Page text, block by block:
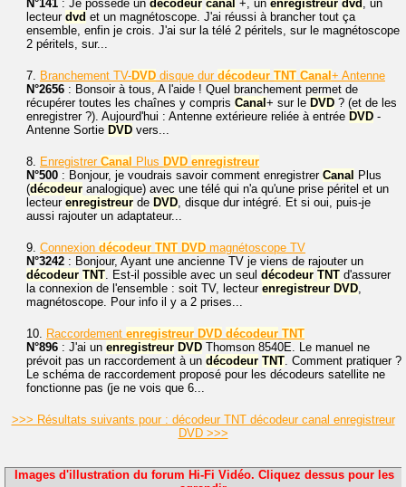
N°141 : Je possède un décodeur canal +, un enregistreur dvd , un
lecteur dvd et un magnétoscope. J'ai réussi à brancher tout ça
ensemble, enfin je crois. J'ai sur la télé 2 péritels, sur le magnétoscope
2 péritels, sur...
7. Branchement TV-DVD disque dur décodeur TNT Canal + Antenne
N°2656 : Bonsoir à tous, A l'aide ! Quel branchement permet de
récupérer toutes les chaînes y compris Canal + sur le DVD ? (et de les
enregistrer ?). Aujourd'hui : Antenne extérieure reliée à entrée DVD -
Antenne Sortie DVD vers...
8. Enregistrer Canal Plus DVD enregistreur
N°500 : Bonjour, je voudrais savoir comment enregistrer Canal Plus
(décodeur analogique) avec une télé qui n'a qu'une prise péritel et un
lecteur enregistreur de DVD, disque dur intégré. Et si oui, puis-je
aussi rajouter un adaptateur...
9. Connexion décodeur TNT DVD magnétoscope TV
N°3242 : Bonjour, Ayant une ancienne TV je viens de rajouter un
décodeur TNT. Est-il possible avec un seul décodeur TNT d'assurer
la connexion de l'ensemble : soit TV, lecteur enregistreur DVD,
magnétoscope. Pour info il y a 2 prises...
10. Raccordement enregistreur DVD décodeur TNT
N°896 : J'ai un enregistreur DVD Thomson 8540E. Le manuel ne
prévoit pas un raccordement à un décodeur TNT. Comment pratiquer ?
Le schéma de raccordement proposé pour les décodeurs satellite ne
fonctionne pas (je ne vois que 6...
>>> Résultats suivants pour : décodeur TNT décodeur canal enregistreur
DVD >>>
Images d'illustration du forum Hi-Fi Vidéo. Cliquez dessus pour les